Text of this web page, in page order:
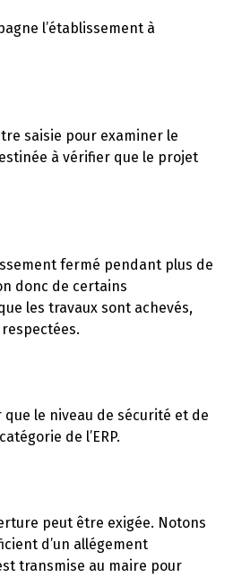
l’établissement à
saisie pour examiner le
à vérifier que le projet
fermé pendant plus de
donc de certains
les travaux sont achevés,
le niveau de sécurité et de
de l’ERP.
peut être exigée. Notons
d’un allégement
transmise au maire pour